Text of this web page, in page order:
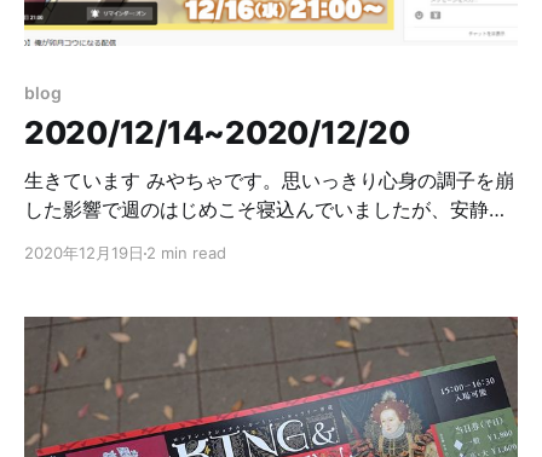
備。 帰るころには日が落ちかけていて、綺麗な夕焼けを
拝むことができました。ただしイルミネーションが始ま
け。うつ病で療養中の奴がいるべき場所ではなかったで
すね。 生きています 先週のブログに研究を始めたいと
です。 まあ研究は
blog
2020/12/14~2020/12/20
生きています みやちゃです。思いっきり心身の調子を崩
した影響で週のはじめこそ寝込んでいましたが、安静に
た。来週には研究を再開したい。 ところで最近学術書で
斜線堂有紀さんの本しか読んでいないし読むペースもか
なり遅いですが。これはだいたい卯月コウの影響でし
て、卯月コウが宮崎駿さんや新海誠さんや三秋縋さんら
へんの「いい童貞臭さ」について熱弁していた回で言及
していた『三日間の幸福』『恋する寄生虫』『私が大好
2020年12月19日 2 min read